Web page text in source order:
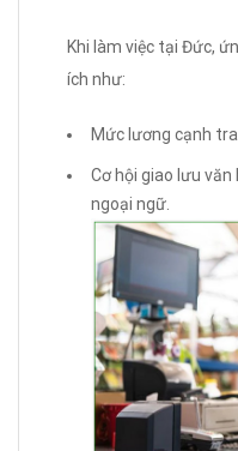
Khi làm việc tại Đức,
ích như:
Mức lương cạnh
Cơ hội giao lưu
ngoại ngữ.